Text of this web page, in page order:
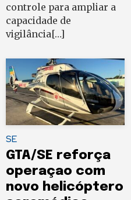
controle para ampliar a
capacidade de
vigilância[…]
SE
GTA/SE reforça
operaçao com
novo helicóptero